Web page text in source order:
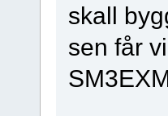
skall
sen får